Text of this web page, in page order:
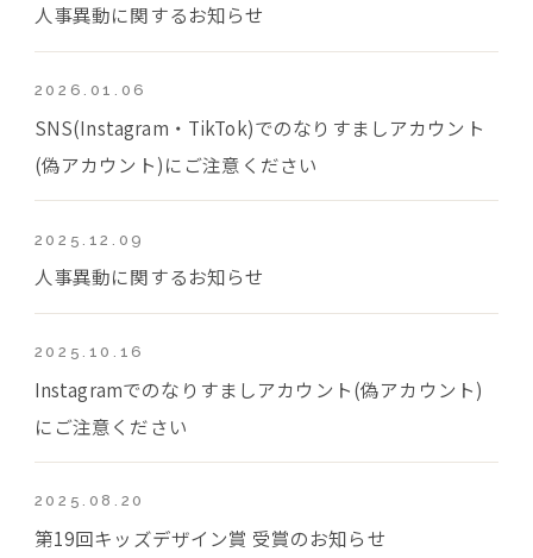
人事異動に関するお知らせ
2026.01.06
SNS(Instagram・TikTok)でのなりすましアカウント
(偽アカウント)にご注意ください
2025.12.09
人事異動に関するお知らせ
2025.10.16
Instagramでのなりすましアカウント(偽アカウント)
にご注意ください
2025.08.20
第19回キッズデザイン賞 受賞のお知らせ